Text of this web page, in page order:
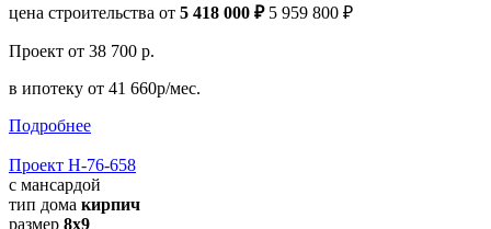
цена строительства от 5 418 000 ₽ 5 959 800 ₽
Проект от 38 700 р.
в ипотеку от 41 660р/мес.
Подробнее
Проект Н-76-658
с мансардой
тип дома кирпич
размер 8x9